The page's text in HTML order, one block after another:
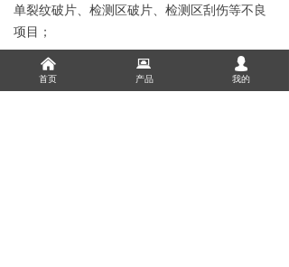
下一个： 产线卷绕检查机
单裂纹破片、检测区破片、检测区刮伤等不良
项目；
낀
首页
뀵
产品
넙
我的